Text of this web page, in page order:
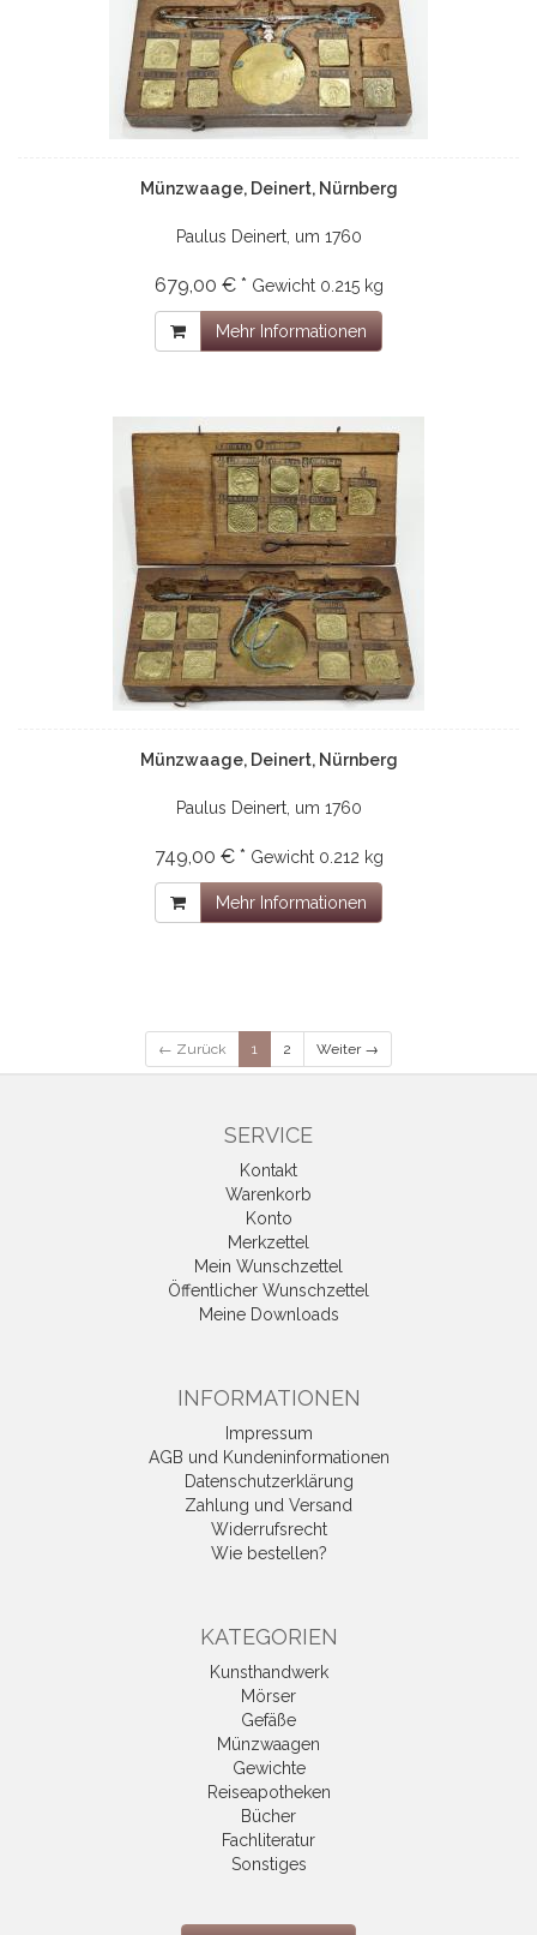
Münzwaage, Deinert, Nürnberg
Paulus Deinert, um 1760
679,00 € * Gewicht 0.215 kg
Mehr Informationen
Münzwaage, Deinert, Nürnberg
Paulus Deinert, um 1760
749,00 € * Gewicht 0.212 kg
Mehr Informationen
← Zurück 1 2 Weiter →
SERVICE
Kontakt
Warenkorb
Konto
Merkzettel
Mein Wunschzettel
Öffentlicher Wunschzettel
Meine Downloads
INFORMATIONEN
Impressum
AGB und Kundeninformationen
Datenschutzerklärung
Zahlung und Versand
Widerrufsrecht
Wie bestellen?
KATEGORIEN
Kunsthandwerk
Mörser
Gefäße
Münzwaagen
Gewichte
Reiseapotheken
Bücher
Fachliteratur
Sonstiges